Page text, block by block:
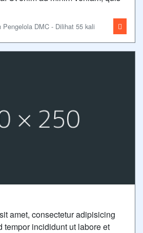
DMC - Dilihat 55 kali
amet, consectetur adipisicing
tempor incididunt ut labore et